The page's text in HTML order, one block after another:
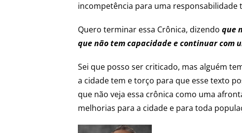
incompetência para uma responsabilidade
Quero terminar essa Crônica, dizendoque
que não tem capacidade e continuar com
Sei que posso ser criticado, mas alguém
a cidade tem e torço para que esse texto
que não veja essa crônica como uma
melhorias para a cidade e para toda